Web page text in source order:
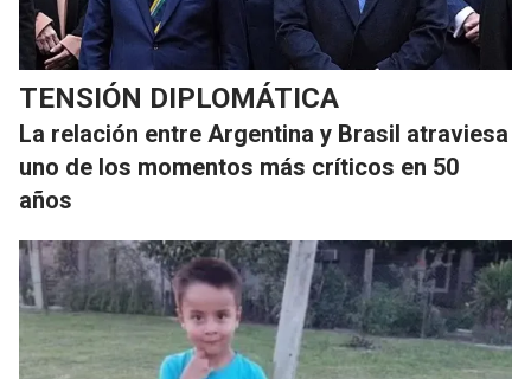
TENSIÓN DIPLOMÁTICA
La relación entre Argentina y Brasil atraviesa
uno de los momentos más críticos en 50
años